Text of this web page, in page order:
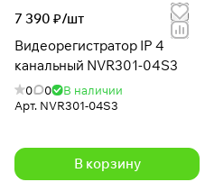
7 390 ₽/шт
Видеорегистратор IP 4
канальный NVR301-04S3
0 0
В наличии
Арт. NVR301-04S3
В корзину